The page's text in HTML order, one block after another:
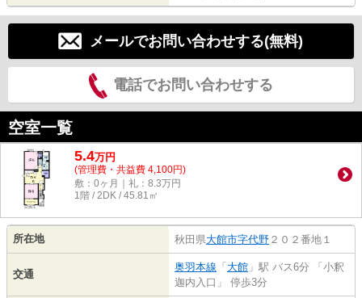
メールでお問い合わせする(無料)
電話でお問い合わせする
空室一覧
5.4万円
(管理費・共益費 4,100円)
敷：0ヶ月｜礼：8.3万円
1階 / 2DK / 45.81㎡
所在地 秋田県大館市字代野 ２０２番地１
交通
奥羽本線 「 大館 」駅 バス6分 「小釈
迦内入口」 停歩3分